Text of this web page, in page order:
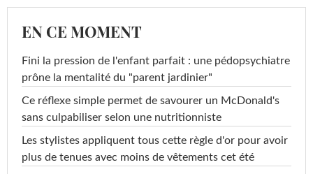
EN CE MOMENT
Fini la pression de l'enfant parfait : une pédopsychiatre
prône la mentalité du "parent jardinier"
Ce réflexe simple permet de savourer un McDonald's
sans culpabiliser selon une nutritionniste
Les stylistes appliquent tous cette règle d'or pour avoir
plus de tenues avec moins de vêtements cet été